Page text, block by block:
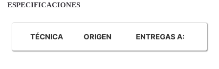
ESPECIFICACIONES
TÉCNICA ORIGEN ENTREGAS A: